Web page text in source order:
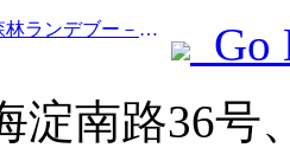
Prev:「フルンボイル森林ランデブー－大興安嶺エクスプレス－星光列車－天一旅」観光列車が初運行を行った。
Go
淀南路36号